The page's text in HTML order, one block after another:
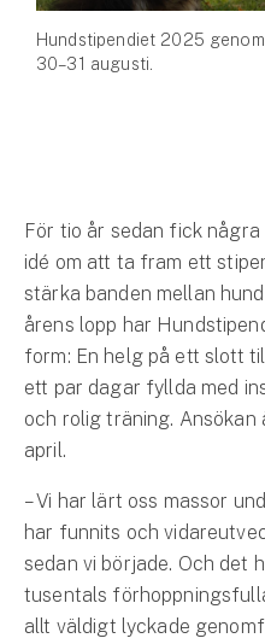
Vattenskoterförsäkring
Sportfiskarna
Jakthundsförsäkring
Kattförsäkring
Djurförsäkring
Hem & hus
Hemförsäkring
Villaförsäkring
Hyresrättsförsäkring
Hundstipendiet 2025
30–31 augusti.
För tio år sedan fick
idé om att ta fram ett
stärka banden mellan
årens lopp har
form: En helg på ett slott
ett par dagar fyllda med
och rolig träning. Ansökan
april.
– Vi har lärt oss massor
har funnits och
sedan vi började. Och det
tusentals
allt väldigt lyckade